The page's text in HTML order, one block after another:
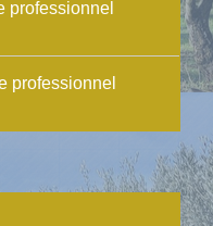
professionnel
professionnel